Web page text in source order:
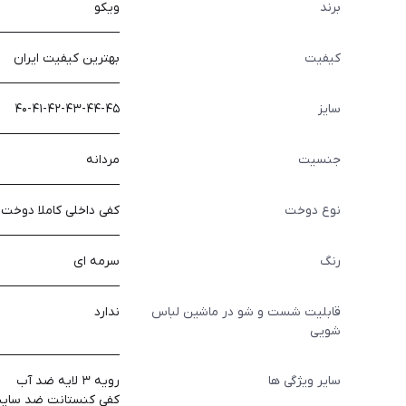
برند ویکو
کیفیت بهترین کیفیت ایران
سایز ۴۰-۴۱-۴۲-۴۳-۴۴-۴۵
جنسیت مردانه
نوع دوخت کفی داخلی کاملا دوخت
رنگ سرمه ای
قابلیت شست و شو در ماشین لباس
شویی
ندارد
سایر ویژگی ها
رويه ٣ لايه ضد آب
كفي كنستانت ضد